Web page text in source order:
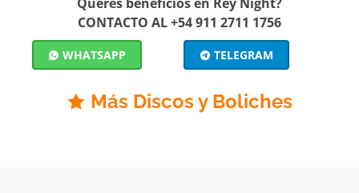
CONTACTO AL +54 911 2711 1756
WHATSAPP TELEGRAM
Más Discos y Boliches